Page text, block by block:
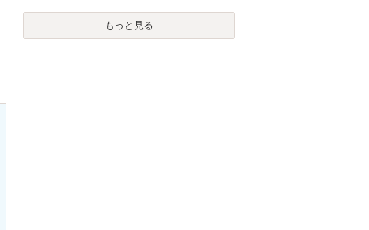
もっと見る